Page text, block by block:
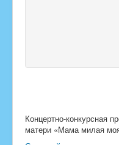
Концертно-конкурсная
матери «Мама милая